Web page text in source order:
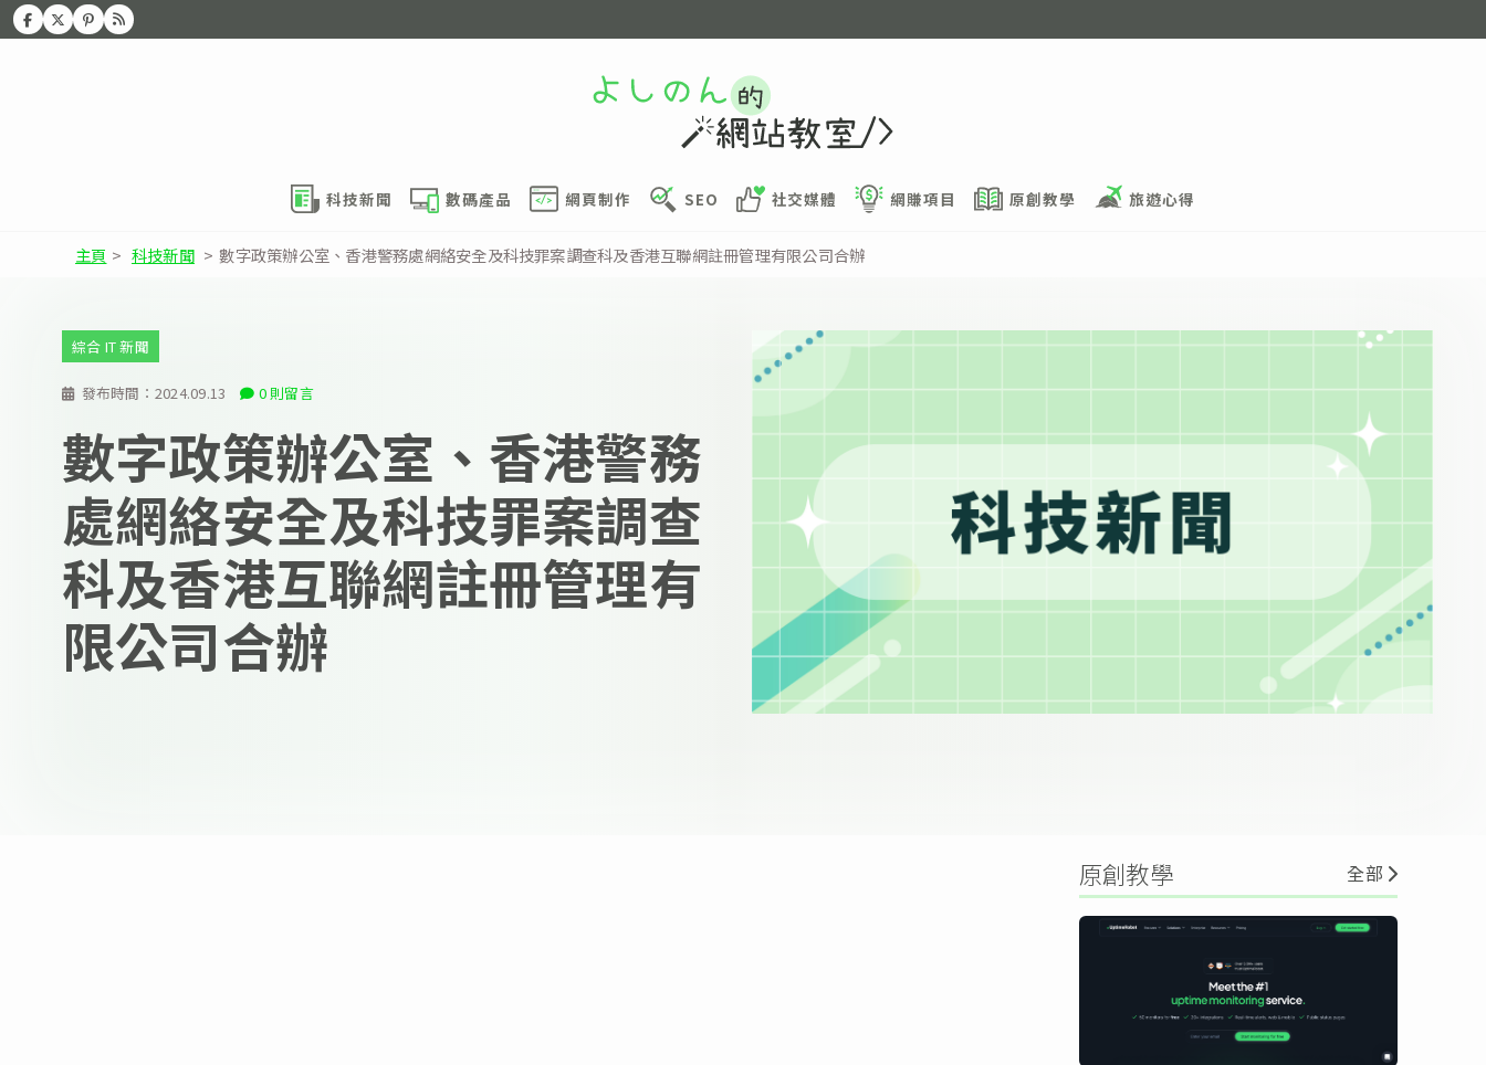
科技新聞 數碼產品 網頁制作 SEO 社交媒體 網賺項目 原創教學 旅遊心得
主頁 > 科技新聞 > 數字政策辦公室、香港警務處網絡安全及科技罪案調查科及香港互聯網註冊管理有限公司合辦
發布時間： 2024.09.13 0 則留言
綜合 IT 新聞
數字政策辦公室、香港警務
處網絡安全及科技罪案調查
科及香港互聯網註冊管理有
限公司合辦
原創教學 全部